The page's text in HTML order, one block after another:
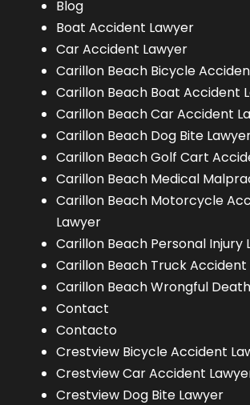
Blog
Boat Accident Lawyer
Car Accident Lawyer
Carillon Beach Bicycle
Carillon Beach Boat Accident
Carillon Beach Car Accident
Carillon Beach Dog Bite
Carillon Beach Golf Cart
Carillon Beach Medical
Carillon Beach Motorcycle
Lawyer
Carillon Beach Personal Injury
Carillon Beach Truck Accident
Carillon Beach Wrongful
Contact
Contacto
Crestview Bicycle Accident
Crestview Car Accident
Crestview Dog Bite Lawyer